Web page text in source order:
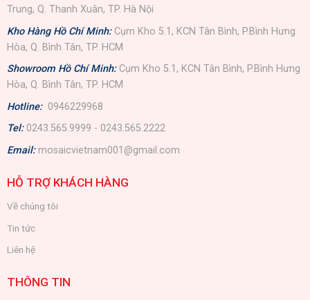
Trung, Q. Thanh Xuân, TP. Hà Nội
Kho Hàng Hồ Chí Minh: Cụm Kho 5.1, KCN Tân Bình, P.Bình Hưng
Hòa, Q. Bình Tân, TP. HCM
Showroom Hồ Chí Minh: Cụm Kho 5.1, KCN Tân Bình, P.Bình Hưng
Hòa, Q. Bình Tân, TP. HCM
Hotline: 0946229968
Tel: 0243.565.9999 - 0243.565.2222
Email: mosaicvietnam001@gmail.com
HỖ TRỢ KHÁCH HÀNG
Về chúng tôi
Tin tức
Liên hệ
THÔNG TIN